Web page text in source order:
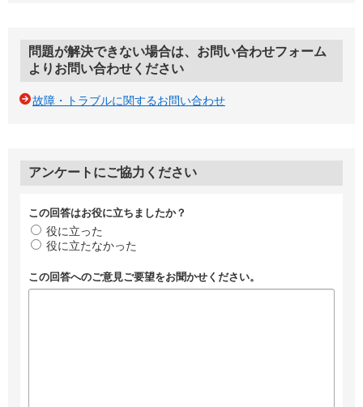
問題が解決できない場合は、お問い合わせフォーム
よりお問い合わせください
故障・トラブルに関するお問い合わせ
アンケートにご協力ください
この回答はお役に立ちましたか？
役に立った
役に立たなかった
この回答へのご意見ご要望をお聞かせください。